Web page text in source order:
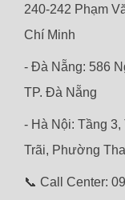
240-242 Phạm
Chí Minh
- Đà Nẵng: 586
TP. Đà Nẵng
- Hà Nội: Tầng
Trãi, Phường
📞 Call Center: